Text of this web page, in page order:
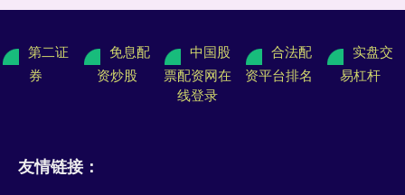
第二证
券
免息配
资炒股
中国股
票配资网在
线登录
合法配
资平台排名
实盘交
易杠杆
友情链接：